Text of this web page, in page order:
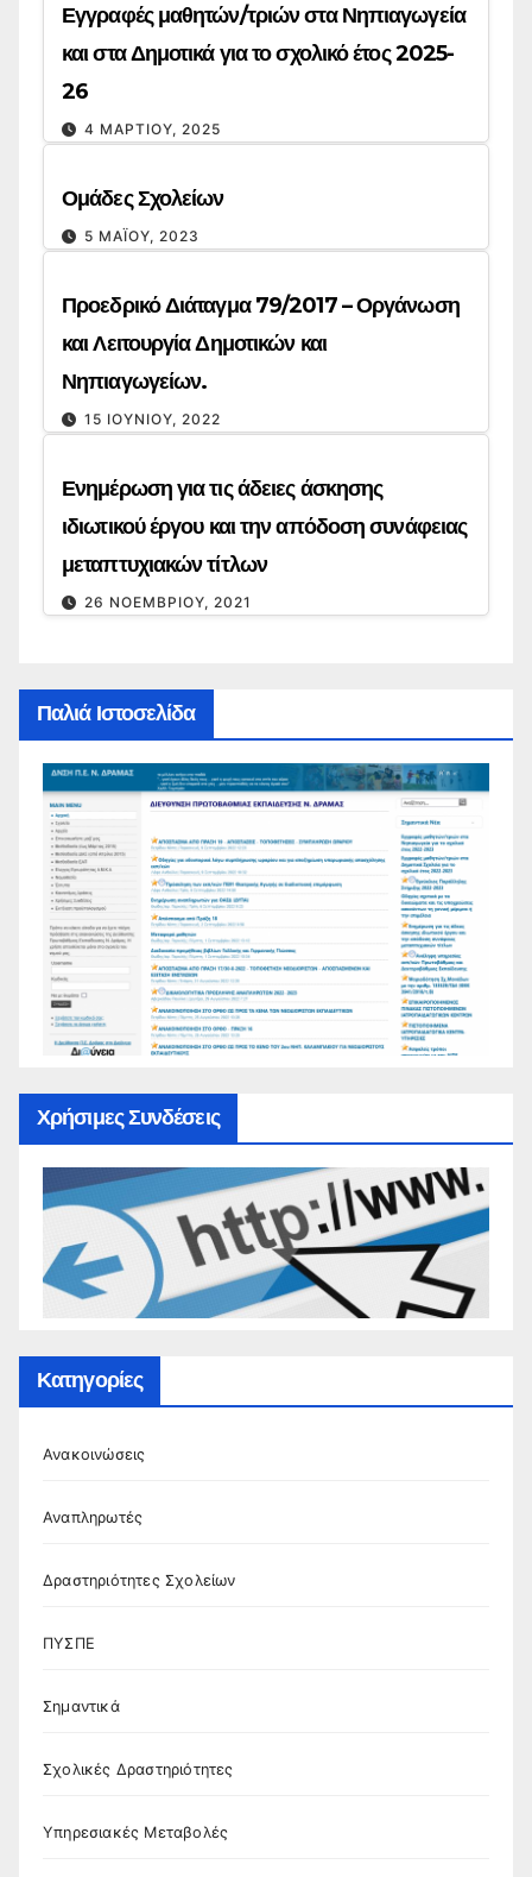
Εγγραφές μαθητών/τριών στα Νηπιαγωγεία
και στα Δημοτικά για το σχολικό έτος 2025-
26
4 ΜΑΡΤΊΟΥ, 2025
Ομάδες Σχολείων
5 ΜΑΪ́ΟΥ, 2023
Προεδρικό Διάταγμα 79/2017 – Οργάνωση
και Λειτουργία Δημοτικών και
Νηπιαγωγείων.
15 ΙΟΥΝΊΟΥ, 2022
Ενημέρωση για τις άδειες άσκησης
ιδιωτικού έργου και την απόδοση συνάφειας
μεταπτυχιακών τίτλων
26 ΝΟΕΜΒΡΊΟΥ, 2021
Παλιά Ιστοσελίδα
Χρήσιμες Συνδέσεις
Κατηγορίες
Ανακοινώσεις
Αναπληρωτές
Δραστηριότητες Σχολείων
ΠΥΣΠΕ
Σημαντικά
Σχολικές Δραστηριότητες
Υπηρεσιακές Μεταβολές